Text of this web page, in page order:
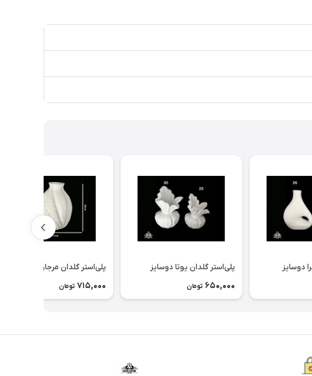
دوسايز پلی‌استر گلدان يوتا دوسايز
650,000 تومان
پلی‌استر گلدان مرجان استوانه
715,000 تومان